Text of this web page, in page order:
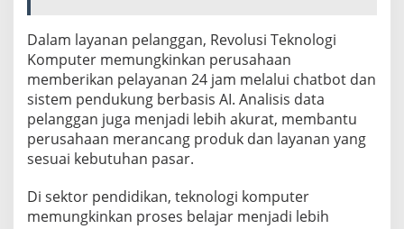
Dalam layanan pelanggan, Revolusi Teknologi
Komputer memungkinkan perusahaan
memberikan pelayanan 24 jam melalui chatbot dan
sistem pendukung berbasis AI. Analisis data
pelanggan juga menjadi lebih akurat, membantu
perusahaan merancang produk dan layanan yang
sesuai kebutuhan pasar.
Di sektor pendidikan, teknologi komputer
memungkinkan proses belajar menjadi lebih